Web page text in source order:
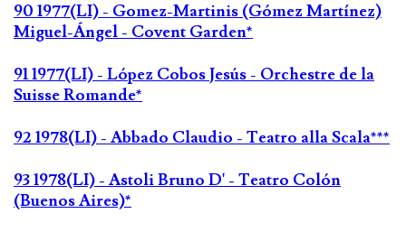
90 1977(LI) - Gomez-Martinis (Gómez Martínez)
Miguel-Ángel - Covent Garden*
91 1977(LI) - López Cobos Jesús - Orchestre de la
Suisse Romande*
92 1978(LI) - Abbado Claudio - Teatro alla Scala***
93 1978(LI) - Astoli Bruno D' - Teatro Colón
(Buenos Aires)*